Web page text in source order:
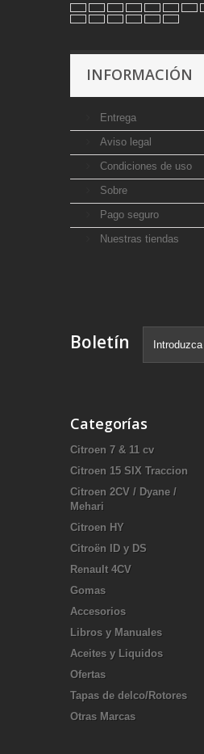
INFORMACIÓN
Entrega
Aviso legal
Condiciones de uso
Sobre
Pago seguro
Nuestras tiendas
Boletín
Categorías
Citroen 7 & 11 cv
Citroen 15 SIX Traccion
Citroen 2CV / Dyane /
Mehari
Citroen HY
Citroën ID y DS
Renault 4CV
Gomas
Accesorios
Libros y Manuales
Aceites y Liquidos
Ofertas
Tapas de delco/Rotores
Otras Marcas